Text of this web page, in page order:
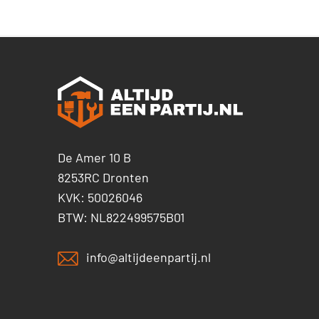
De Amer 10 B
8253RC Dronten
KVK: 50026046
BTW: NL822499575B01
info@altijdeenpartij.nl